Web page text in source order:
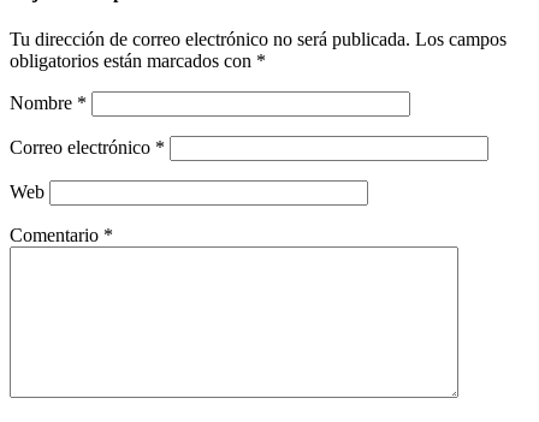
Tu dirección de correo electrónico no será publicada. Los campos
obligatorios están marcados con *
Nombre *
Correo electrónico *
Web
Comentario *